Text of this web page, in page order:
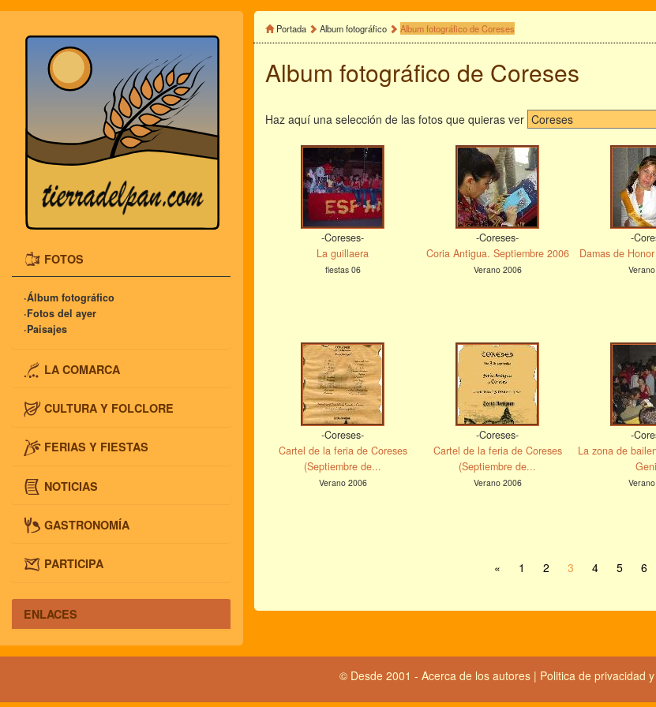
FOTOS
·Álbum fotográfico
·Fotos del ayer
·Paisajes
LA COMARCA
CULTURA Y FOLCLORE
FERIAS Y FIESTAS
NOTICIAS
GASTRONOMÍA
PARTICIPA
ENLACES
Portada Album fotográfico Album fotográfico de Coreses
Album fotográfico de Coreses
Haz aquí una selección de las fotos que quieras ver
-Coreses-
La guillaera
fiestas 06
-Coreses-
Coria Antigua. Septiembre 2006
Verano 2006
-
Damas de
-Coreses-
Cartel de la feria de Coreses
(Septiembre de...
Verano 2006
-Coreses-
Cartel de la feria de Coreses
(Septiembre de...
Verano 2006
-
La zona de
« 1 2 3 4 5 6
© Desde 2001 - Acerca de los autores| Politica de privacidad